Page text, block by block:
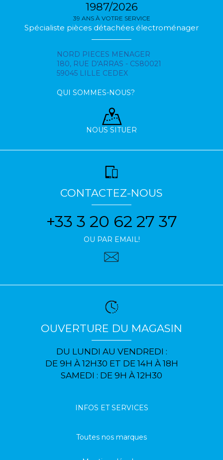
1987/2026
39 ANS À VOTRE SERVICE
Spécialiste pièces détachées électroménager
NORD PIECES MENAGER
180, RUE D'ARRAS - CS80021
59045 LILLE CEDEX
QUI SOMMES-NOUS?
NOUS SITUER
CONTACTEZ-NOUS
+33 3 20 62 27 37
OU PAR EMAIL!
OUVERTURE DU MAGASIN
DU LUNDI AU VENDREDI :
DE 9H À 12H30 ET DE 14H À 18H
SAMEDI : DE 9H À 12H30
INFOS ET SERVICES
Toutes nos marques